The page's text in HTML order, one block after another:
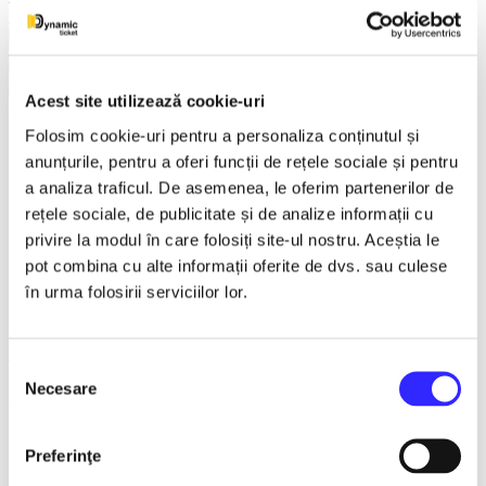
Acest site utilizează cookie-uri
Folosim cookie-uri pentru a personaliza conținutul și
anunțurile, pentru a oferi funcții de rețele sociale și pentru
a analiza traficul. De asemenea, le oferim partenerilor de
rețele sociale, de publicitate și de analize informații cu
privire la modul în care folosiți site-ul nostru. Aceștia le
pot combina cu alte informații oferite de dvs. sau culese
în urma folosirii serviciilor lor.
consimțământului
Necesare
Preferinţe
Earlybird
Vezi mai multe
Micul Print - spectacol
pentru oameni mari - Brasov
9 December 2026
ora 19:00
Teatrul ROD